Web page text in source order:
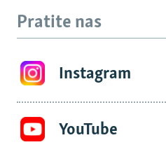
Pratite nas
Instagram
YouTube